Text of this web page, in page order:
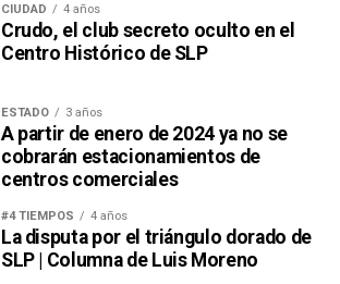
CIUDAD 4 años
Crudo, el club secreto oculto en el
Centro Histórico de SLP
ESTADO 3 años
A partir de enero de 2024 ya no se
cobrarán estacionamientos de
centros comerciales
#4 TIEMPOS 4 años
La disputa por el triángulo dorado de
SLP | Columna de Luis Moreno